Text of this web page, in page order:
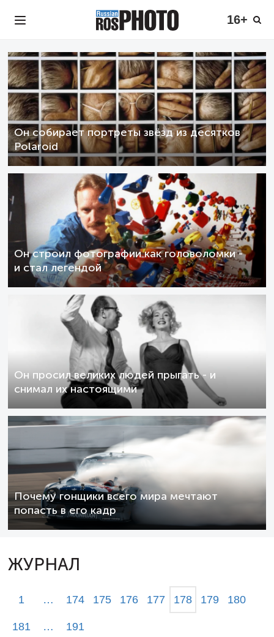
16+
Он собирает портреты звёзд из десятков
Polaroid
Он строил фотографии как головоломки -
и стал легендой
Он просил великих людей прыгать - и
снимал их настоящими
Почему гонщики всего мира мечтают
попасть в его кадр
ЖУРНАЛ
1 … 174 175 176 177 178 179 180
181 … 191